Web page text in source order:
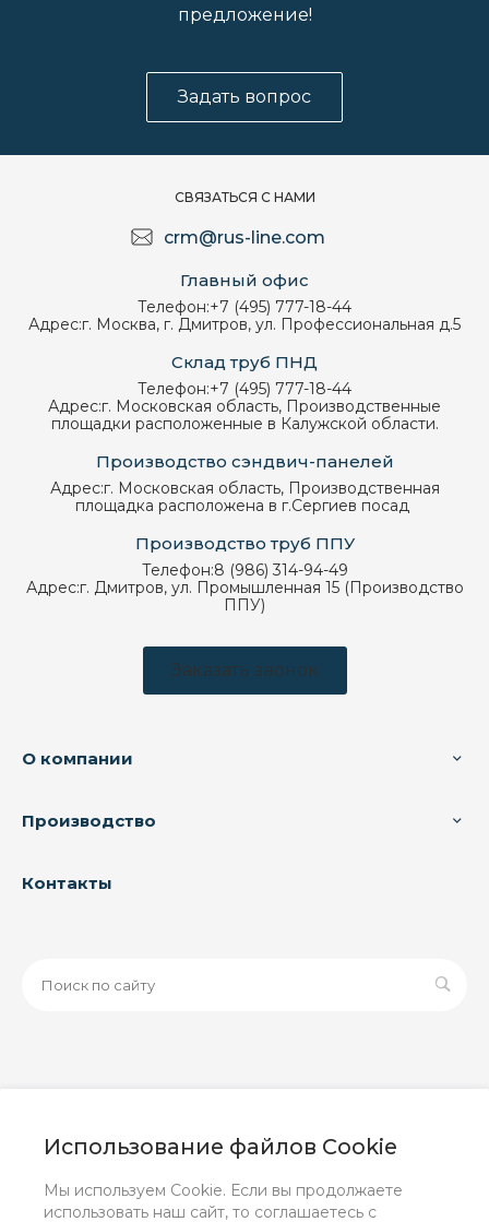
Использование файлов Cookie
Мы используем Cookie. Если вы продолжаете
использовать наш сайт, то соглашаетесь с
предложение!
Задать вопрос
СВЯЗАТЬСЯ С НАМИ
crm@rus-line.com
Главный офис
Телефон:+7 (495) 777-18-44
Адрес:г. Москва, г. Дмитров, ул. Профессиональная д.5
Склад труб ПНД
Телефон:+7 (495) 777-18-44
Адрес:г. Московская область, Производственные
площадки расположенные в Калужской области.
Производство сэндвич-панелей
Адрес:г. Московская область, Производственная
площадка расположена в г.Сергиев посад
Производство труб ППУ
Телефон:8 (986) 314-94-49
Адрес:г. Дмитров, ул. Промышленная 15 (Производство
ППУ)
Заказать звонок
О компании
Производство
Контакты
информационный характер и ни при каких условиях не
положениями Статьи 437 (2) ГК РФ.